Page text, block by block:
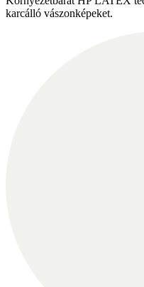
karcálló vászonképeket.